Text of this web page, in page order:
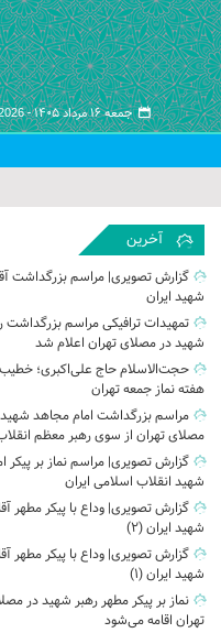
جمعه ۱۶ مرداد ۱۴۰۵ -
آخرین
گزارش تصویری| مراسم بزرگداشت
شهید ایران
تمهیدات ترافیکی مراسم بزرگداشت
شهید در مصلای تهران اعلام شد
حجت‌الاسلام حاج علی‌اکبری؛
هفته نماز جمعه تهران
مراسم بزرگداشت امام مجاهد
مصلای تهران از سوی رهبر معظم
گزارش تصویری| مراسم نماز بر پیکر
شهید انقلاب اسلامی ایران
گزارش تصویری| وداع با پیکر مطهر
شهید ایران (2)
گزارش تصویری| وداع با پیکر مطهر
شهید ایران (1)
نماز بر پیکر مطهر رهبر شهید در
تهران اقامه می‌شود